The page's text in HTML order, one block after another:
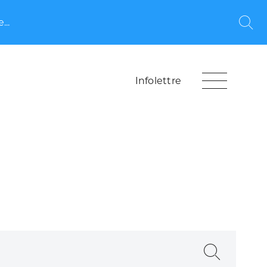
Infolettre
Recherche